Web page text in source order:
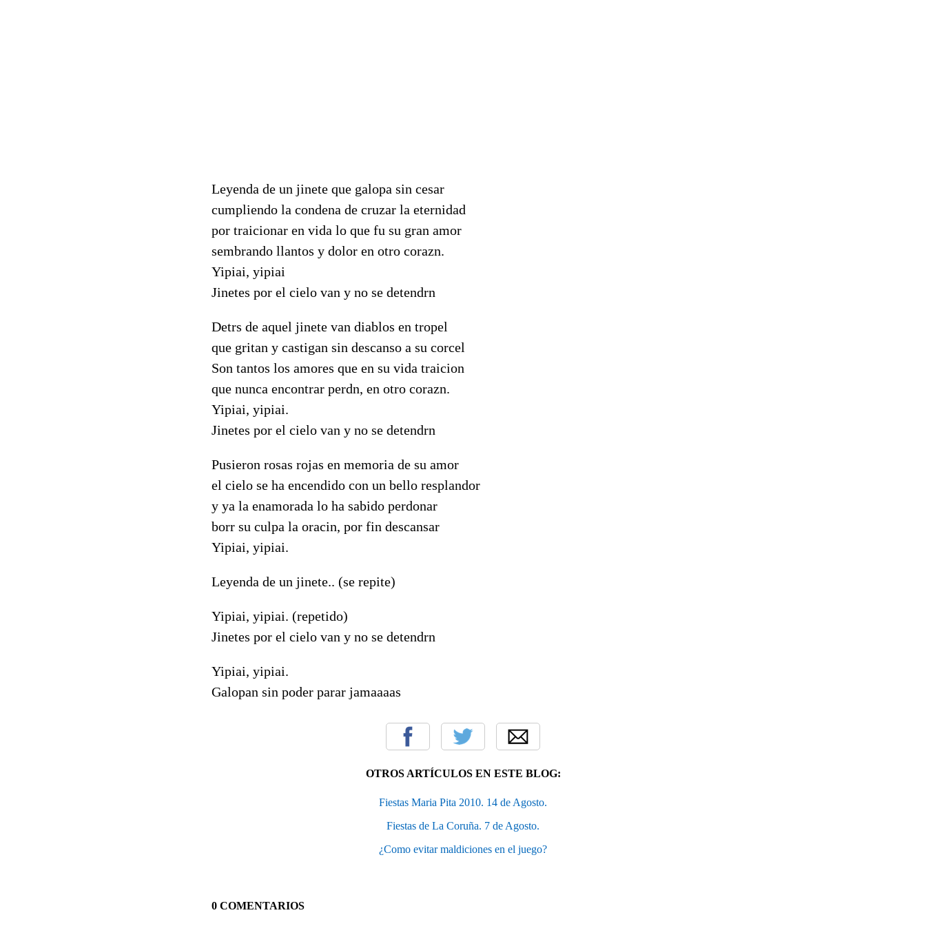
Leyenda de un jinete que galopa sin cesar
cumpliendo la condena de cruzar la eternidad
por traicionar en vida lo que fu su gran amor
sembrando llantos y dolor en otro corazn.
Yipiai, yipiai
Jinetes por el cielo van y no se detendrn
Detrs de aquel jinete van diablos en tropel
que gritan y castigan sin descanso a su corcel
Son tantos los amores que en su vida traicion
que nunca encontrar perdn, en otro corazn.
Yipiai, yipiai.
Jinetes por el cielo van y no se detendrn
Pusieron rosas rojas en memoria de su amor
el cielo se ha encendido con un bello resplandor
y ya la enamorada lo ha sabido perdonar
borr su culpa la oracin, por fin descansar
Yipiai, yipiai.
Leyenda de un jinete.. (se repite)
Yipiai, yipiai. (repetido)
Jinetes por el cielo van y no se detendrn
Yipiai, yipiai.
Galopan sin poder parar jamaaaas
OTROS ARTÍCULOS EN ESTE BLOG:
Fiestas Maria Pita 2010. 14 de Agosto.
Fiestas de La Coruña. 7 de Agosto.
¿Como evitar maldiciones en el juego?
0 COMENTARIOS